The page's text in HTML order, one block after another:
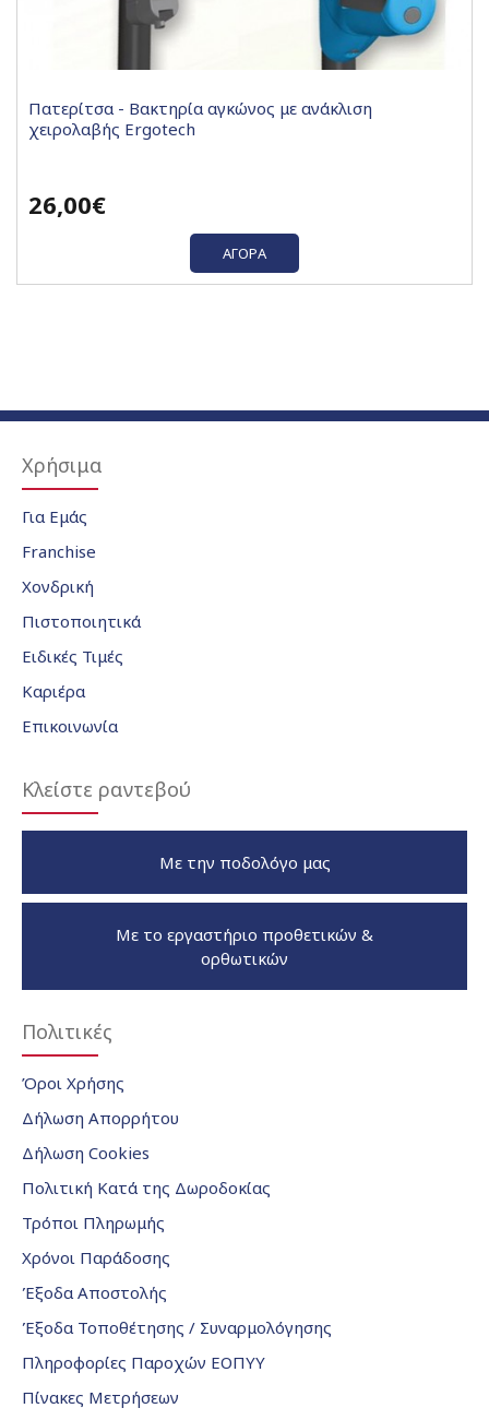
Πατερίτσα - Βακτηρία αγκώνος με ανάκλιση
χειρολαβής Ergotech
26,00€
ΑΓΟΡΆ
Χρήσιμα
Για Εμάς
Franchise
Χονδρική
Πιστοποιητικά
Ειδικές Τιμές
Καριέρα
Επικοινωνία
Κλείστε ραντεβού
Με την ποδολόγο μας
Με το εργαστήριο προθετικών &
ορθωτικών
Πολιτικές
Όροι Χρήσης
Δήλωση Απορρήτου
Δήλωση Cookies
Πολιτική Κατά της Δωροδοκίας
Τρόποι Πληρωμής
Χρόνοι Παράδοσης
Έξοδα Αποστολής
Έξοδα Τοποθέτησης / Συναρμολόγησης
Πληροφορίες Παροχών ΕΟΠΥΥ
Πίνακες Μετρήσεων